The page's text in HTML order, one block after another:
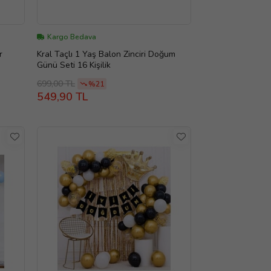
Kargo Bedava
Kral Taçlı 1 Yaş Balon Zinciri Doğum
Günü Seti 16 Kişilik
699,00 TL
%21
549,90 TL